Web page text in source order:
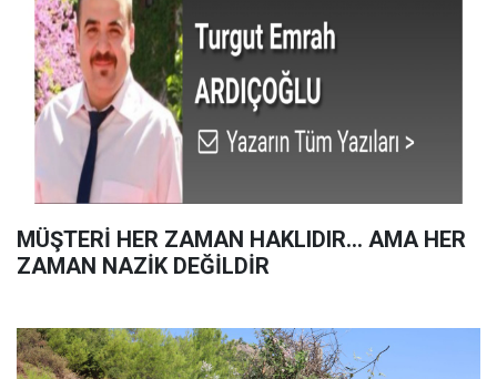
MÜŞTERİ HER ZAMAN HAKLIDIR… AMA HER
ZAMAN NAZİK DEĞİLDİR